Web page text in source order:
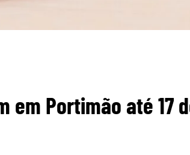
em Portimão até 17